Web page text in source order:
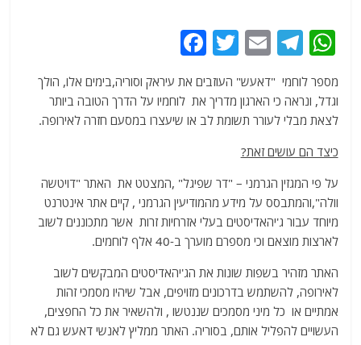
W
h
at
s
A
p
p
T
e
g
ra
m
E
ai
l
T
itt
er
c
e
o
o
k
מספר לוחמי "דאעש" העוזבים את עיראק וסוריה,בימים אלו, הולך
וגדל, ונראה כי הארגון מדריך את לוחמיו על הדרך הטובה ביותר
לצאת מבלי לעורר תשומת לב או שיעצרו במסעם חזרה לאירופה.
כיצד הם עושים זאת?
על פי המגזין הגרמני – "דר שפיגל" ,המצטט את האתר "דויטשה
וולה",והמתבסס על מידע מהמודיעין הגרמני , קיים אתר אינטרנט
מיוחד עבור ג'יהאדיסטים בעלי אזרחיות זרות אשר מתכוננים לשוב
לארצות מוצאם וכי מספרם מוערך ב-40 אלף לוחמים.
האתר מזהיר בשפות שונות את הג'יהאדיסטים המבקשים לשוב
לאירופה, להשתמש בדרכונים מזויפים, אבל שיהיו מסמכי זהות
אמתיים או כל מיני מסמכים שננטשו , ולהשאיר את כל החפצים,
העשויים להפליל אותם, בסוריה. האתר ממליץ לאנשי דאעש גם לא